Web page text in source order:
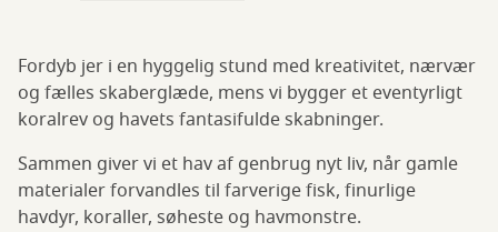
Fordyb jer i en hyggelig stund med kreativitet, nærvær
og fælles skaberglæde, mens vi bygger et eventyrligt
koralrev og havets fantasifulde skabninger.
Sammen giver vi et hav af genbrug nyt liv, når gamle
materialer forvandles til farverige fisk, finurlige
havdyr, koraller, søheste og havmonstre.